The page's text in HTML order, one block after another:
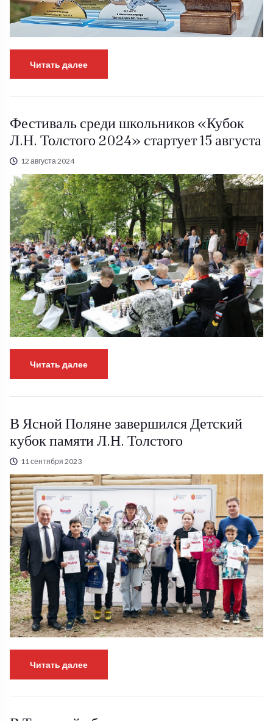
Читать далее
Фестиваль среди школьников «Кубок
Л.Н. Толстого 2024» стартует 15 августа
12 августа 2024
Читать далее
В Ясной Поляне завершился Детский
кубок памяти Л.Н. Толстого
11 сентября 2023
Читать далее